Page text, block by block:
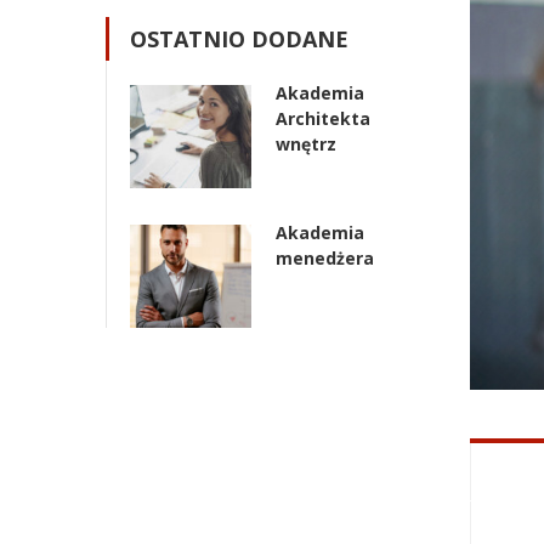
OSTATNIO DODANE
Akademia
Architekta
wnętrz
Akademia
menedżera